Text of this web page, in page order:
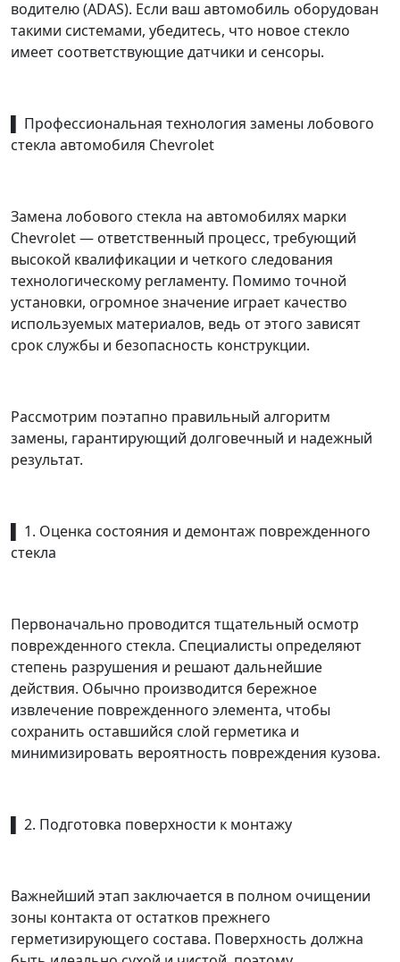
водителю (ADAS). Если ваш автомобиль оборудован
такими системами, убедитесь, что новое стекло
имеет соответствующие датчики и сенсоры.
▌ Профессиональная технология замены лобового
стекла автомобиля Chevrolet
Замена лобового стекла на автомобилях марки
Chevrolet — ответственный процесс, требующий
высокой квалификации и четкого следования
технологическому регламенту. Помимо точной
установки, огромное значение играет качество
используемых материалов, ведь от этого зависят
срок службы и безопасность конструкции.
Рассмотрим поэтапно правильный алгоритм
замены, гарантирующий долговечный и надежный
результат.
▌ 1. Оценка состояния и демонтаж поврежденного
стекла
Первоначально проводится тщательный осмотр
поврежденного стекла. Специалисты определяют
степень разрушения и решают дальнейшие
действия. Обычно производится бережное
извлечение поврежденного элемента, чтобы
сохранить оставшийся слой герметика и
минимизировать вероятность повреждения кузова.
▌ 2. Подготовка поверхности к монтажу
Важнейший этап заключается в полном очищении
зоны контакта от остатков прежнего
герметизирующего состава. Поверхность должна